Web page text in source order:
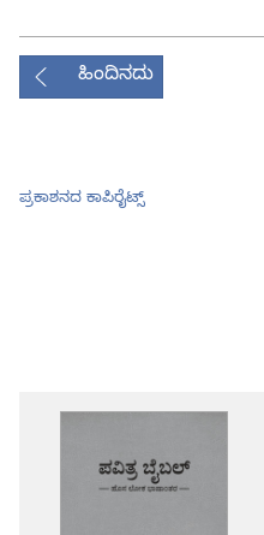
ಹಿಂದಿನದು
ಪ್ರಕಾಶನದ ಕಾಪಿರೈಟ್ಸ್‌